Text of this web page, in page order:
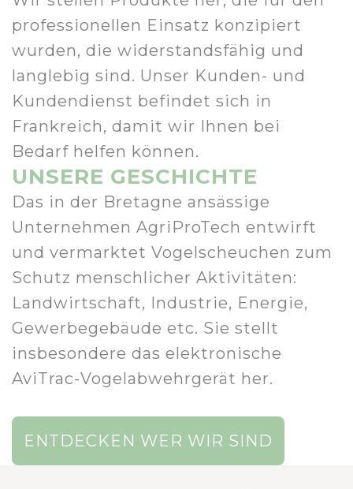
professionellen Einsatz konzipiert
wurden, die widerstandsfähig und
langlebig sind. Unser Kunden- und
Kundendienst befindet sich in
Frankreich, damit wir Ihnen bei
Bedarf helfen können.
UNSERE GESCHICHTE
Das in der Bretagne ansässige
Unternehmen AgriProTech entwirft
und vermarktet Vogelscheuchen zum
Schutz menschlicher Aktivitäten:
Landwirtschaft, Industrie, Energie,
Gewerbegebäude etc. Sie stellt
insbesondere das elektronische
AviTrac-Vogelabwehrgerät her.
ENTDECKEN WER WIR SIND